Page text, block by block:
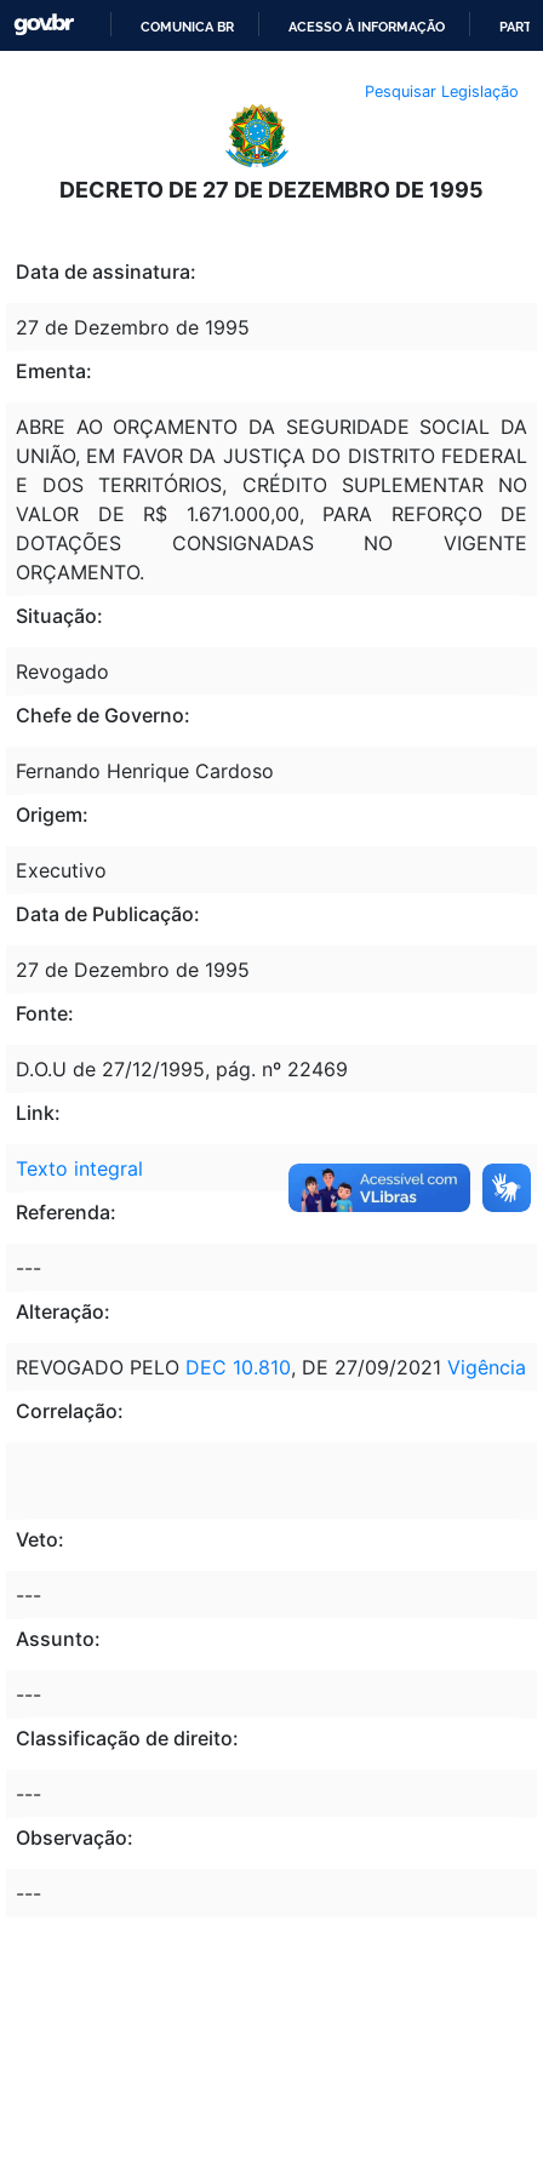
O
CONTEÚDO
COMUNICA BR ACESSO À INFORMAÇÃO
Pesquisar Legislação
DECRETO DE 27 DE DEZEMBRO DE 1995
Data de assinatura:
27 de Dezembro de 1995
Ementa:
ABRE AO ORÇAMENTO DA SEGURIDADE SOCIAL DA
UNIÃO, EM FAVOR DA JUSTIÇA DO DISTRITO FEDERAL
E DOS TERRITÓRIOS, CRÉDITO SUPLEMENTAR NO
VALOR DE R$ 1.671.000,00, PARA REFORÇO DE
DOTAÇÕES CONSIGNADAS NO VIGENTE
ORÇAMENTO.
Situação:
Revogado
Chefe de Governo:
Fernando Henrique Cardoso
Origem:
Executivo
Data de Publicação:
27 de Dezembro de 1995
Fonte:
D.O.U de 27/12/1995, pág. nº 22469
Link:
Texto integral
Referenda:
---
Alteração:
REVOGADO PELO DEC 10.810, DE 27/09/2021 Vigência
Correlação:
Veto:
---
Assunto:
---
Classificação de direito:
---
Observação:
---